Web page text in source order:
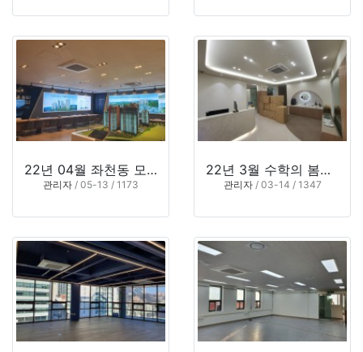
22년 04월 좌천동 모델하우스 (부산 동구 좌천동)
관리자 / 05-13 / 1173
22년 3월 수학의 봄날 학원 (부산 강서구 명지동)
관리자/ 03-14 / 1347